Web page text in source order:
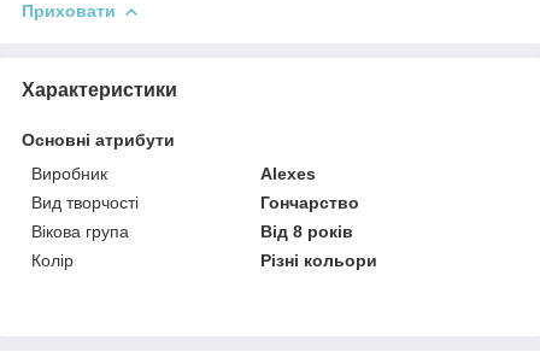
Приховати
Характеристики
Основні атрибути
Виробник
Alexes
Вид творчості
Гончарство
Вікова група
Від 8 років
Колір
Різні кольори